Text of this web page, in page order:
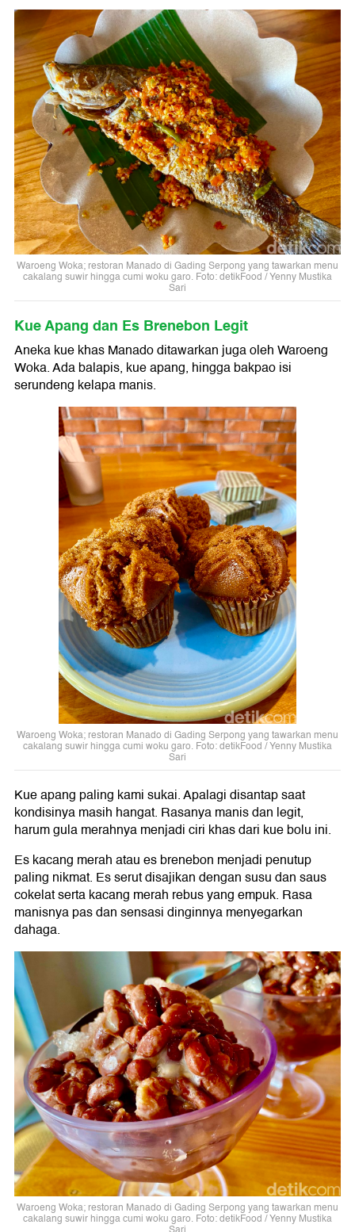
Waroeng Woka; restoran Manado di Gading Serpong yang tawarkan menu
cakalang suwir hingga cumi woku garo. Foto: detikFood / Yenny Mustika
Sari
Kue Apang dan Es Brenebon Legit
Aneka kue khas Manado ditawarkan juga oleh Waroeng
Woka. Ada balapis, kue apang, hingga bakpao isi
serundeng kelapa manis.
Waroeng Woka; restoran Manado di Gading Serpong yang tawarkan menu
cakalang suwir hingga cumi woku garo. Foto: detikFood / Yenny Mustika
Sari
Kue apang paling kami sukai. Apalagi disantap saat
kondisinya masih hangat. Rasanya manis dan legit,
harum gula merahnya menjadi ciri khas dari kue bolu ini.
Es kacang merah atau es brenebon menjadi penutup
paling nikmat. Es serut disajikan dengan susu dan saus
cokelat serta kacang merah rebus yang empuk. Rasa
manisnya pas dan sensasi dinginnya menyegarkan
dahaga.
Waroeng Woka; restoran Manado di Gading Serpong yang tawarkan menu
cakalang suwir hingga cumi woku garo. Foto: detikFood / Yenny Mustika